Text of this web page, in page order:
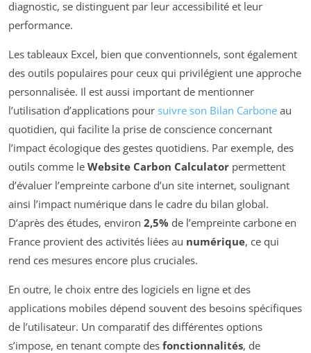
diagnostic, se distinguent par leur accessibilité et leur
performance.
Les tableaux Excel, bien que conventionnels, sont également
des outils populaires pour ceux qui privilégient une approche
personnalisée. Il est aussi important de mentionner
l’utilisation d’applications pour suivre son Bilan Carbone au
quotidien, qui facilite la prise de conscience concernant
l’impact écologique des gestes quotidiens. Par exemple, des
outils comme le Website Carbon Calculator permettent
d’évaluer l’empreinte carbone d’un site internet, soulignant
ainsi l’impact numérique dans le cadre du bilan global.
D’après des études, environ 2,5% de l’empreinte carbone en
France provient des activités liées au numérique, ce qui
rend ces mesures encore plus cruciales.
En outre, le choix entre des logiciels en ligne et des
applications mobiles dépend souvent des besoins spécifiques
de l’utilisateur. Un comparatif des différentes options
s’impose, en tenant compte des fonctionnalités, de